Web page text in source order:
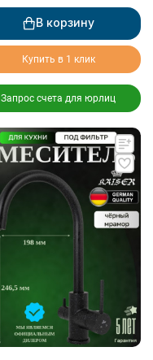
В корзину
Купить в 1 клик
Запрос счета для юрлиц